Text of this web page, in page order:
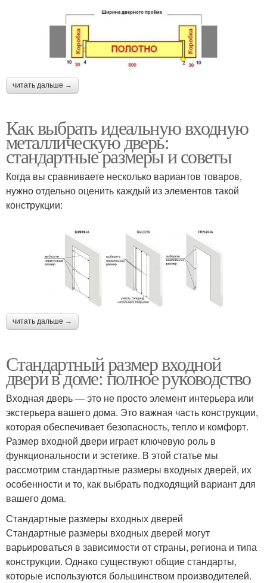
читать дальше →
Как выбрать идеальную входную
металлическую дверь:
стандартные размеры и советы
Когда вы сравниваете несколько вариантов товаров,
нужно отдельно оценить каждый из элементов такой
конструкции:
читать дальше →
Стандартный размер входной
двери в доме: полное руководство
Входная дверь — это не просто элемент интерьера или
экстерьера вашего дома. Это важная часть конструкции,
которая обеспечивает безопасность, тепло и комфорт.
Размер входной двери играет ключевую роль в
функциональности и эстетике. В этой статье мы
рассмотрим стандартные размеры входных дверей, их
особенности и то, как выбрать подходящий вариант для
вашего дома.
Стандартные размеры входных дверей
Стандартные размеры входных дверей могут
варьироваться в зависимости от страны, региона и типа
конструкции. Однако существуют общие стандарты,
которые используются большинством производителей.